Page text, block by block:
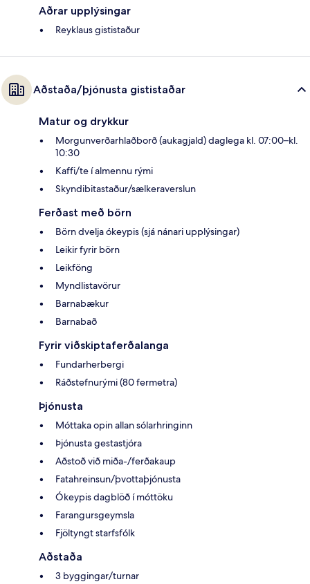
Aðrar upplýsingar
Reyklaus gististaður
Aðstaða/þjónusta gististaðar
Matur og drykkur
Morgunverðarhlaðborð (aukagjald) daglega kl. 07:00–kl.
10:30
Kaffi/te í almennu rými
Skyndibitastaður/sælkeraverslun
Ferðast með börn
Börn dvelja ókeypis (sjá nánari upplýsingar)
Leikir fyrir börn
Leikföng
Myndlistavörur
Barnabækur
Barnabað
Fyrir viðskiptaferðalanga
Fundarherbergi
Ráðstefnurými (80 fermetra)
Þjónusta
Móttaka opin allan sólarhringinn
Þjónusta gestastjóra
Aðstoð við miða-/ferðakaup
Fatahreinsun/þvottaþjónusta
Ókeypis dagblöð í móttöku
Farangursgeymsla
Fjöltyngt starfsfólk
Aðstaða
3 byggingar/turnar